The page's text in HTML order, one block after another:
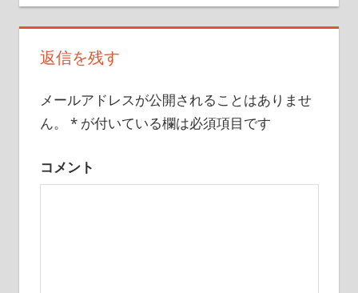
ナ
ビ
ー
ョ
記
事:
返信を残す
メールアドレスが公開されることはありませ
ん。
*が付いている欄は必須項目です
コメント